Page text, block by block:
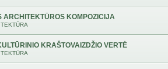
ARCHITEKTŪROS KOMPOZICIJA
KRAŠTOVAIZDŽIO VERTĖ